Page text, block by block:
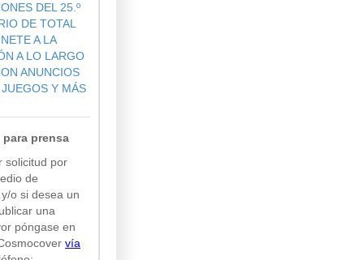
DEL 25.º
DE TOTAL
A LA
A LO LARGO
ANUNCIOS
Y MÁS
prensa
solicitud por
de
o si desea un
una
póngase en
vía